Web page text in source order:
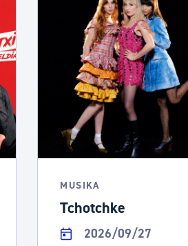
MUSIKA
Tchotchke
2026/09/27